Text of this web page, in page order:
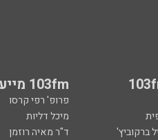
הרב אפרים בן צבי
שיחות לילה